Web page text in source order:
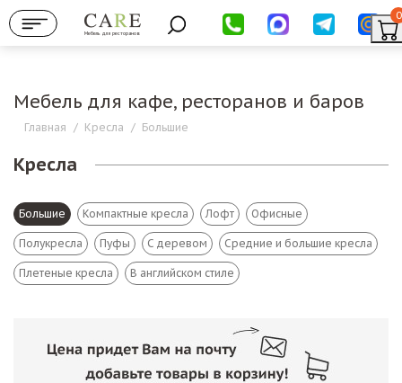
Мебель для ресторанов
0
Мебель для кафе, ресторанов и баров
Главная / Кресла / Большие
Кресла
Большие Компактные кресла Лофт Офисные
Полукресла Пуфы С деревом Средние и большие кресла
Плетеные кресла В английском стиле